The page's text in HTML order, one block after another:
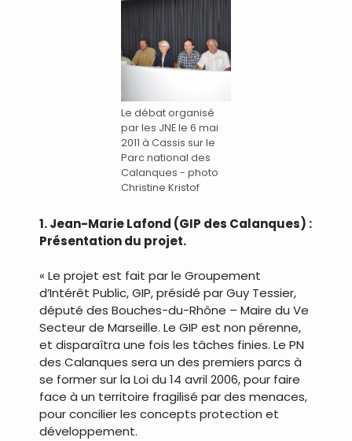
Le débat organisé
par les JNE le 6 mai
2011 à Cassis sur le
Parc national des
Calanques - photo
Christine Kristof
1. Jean-Marie Lafond (GIP des Calanques) :
Présentation du projet.
« Le projet est fait par le Groupement
d’Intérêt Public, GIP, présidé par Guy Tessier,
député des Bouches-du-Rhône – Maire du Ve
Secteur de Marseille. Le GIP est non pérenne,
et disparaîtra une fois les tâches finies. Le PN
des Calanques sera un des premiers parcs à
se former sur la Loi du 14 avril 2006, pour faire
face à un territoire fragilisé par des menaces,
pour concilier les concepts protection et
développement.